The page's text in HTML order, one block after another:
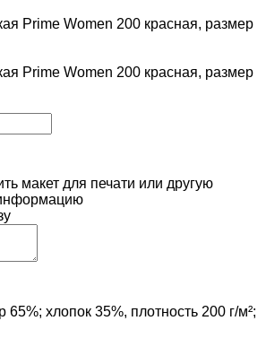
Prime Women 200 красная, размер
Prime Women 200 красная, размер
макет для печати или другую
65%; хлопок 35%, плотность 200 г/м²;